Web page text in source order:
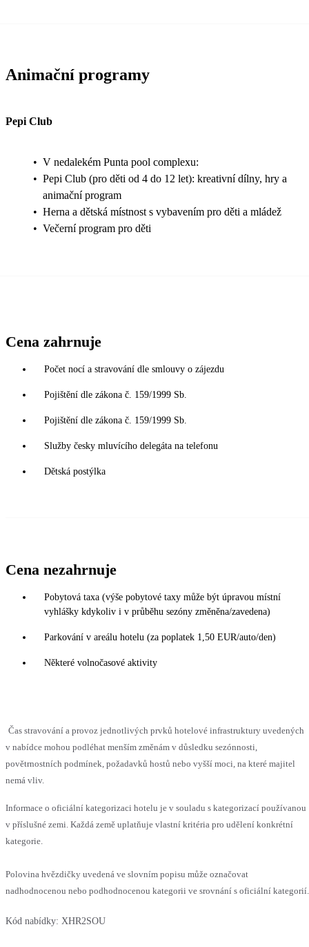
Animační programy
Pepi Club
• V nedalekém Punta pool complexu:
• Pepi Club (pro děti od 4 do 12 let): kreativní dílny, hry a
animační program
• Herna a dětská místnost s vybavením pro děti a mládež
• Večerní program pro děti
Cena zahrnuje
Počet nocí a stravování dle smlouvy o zájezdu
Pojištění dle zákona č. 159/1999 Sb.
Pojištění dle zákona č. 159/1999 Sb.
Služby česky mluvícího delegáta na telefonu
Dětská postýlka
Cena nezahrnuje
Pobytová taxa (výše pobytové taxy může být úpravou místní
vyhlášky kdykoliv i v průběhu sezóny změněna/zavedena)
Parkování v areálu hotelu (za poplatek 1,50 EUR/auto/den)
Některé volnočasové aktivity
Čas stravování a provoz jednotlivých prvků hotelové infrastruktury uvedených
v nabídce mohou podléhat menším změnám v důsledku sezónnosti,
povětrnostních podmínek, požadavků hostů nebo vyšší moci, na které majitel
nemá vliv.
Informace o oficiální kategorizaci hotelu je v souladu s kategorizací používanou
v příslušné zemi. Každá země uplatňuje vlastní kritéria pro udělení konkrétní
kategorie.
Polovina hvězdičky uvedená ve slovním popisu může označovat
nadhodnocenou nebo podhodnocenou kategorii ve srovnání s oficiální kategorií.
Kód nabídky: XHR2SOU